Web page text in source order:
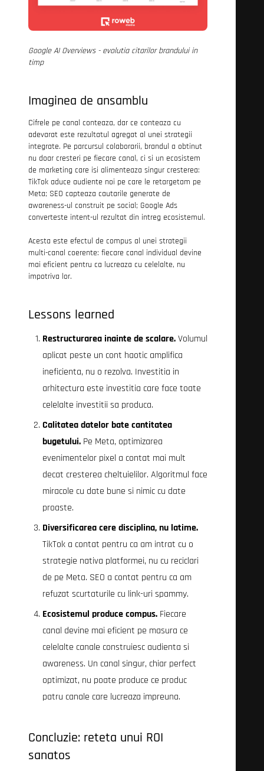
Google AI Overviews - evolutia citarilor brandului in
timp
Imaginea de ansamblu
Cifrele pe canal conteaza, dar ce conteaza cu
adevarat este rezultatul agregat al unei strategii
integrate. Pe parcursul colaborarii, brandul a obtinut
nu doar cresteri pe fiecare canal, ci si un ecosistem
de marketing care isi alimenteaza singur cresterea:
TikTok aduce audiente noi pe care le retargetam pe
Meta; SEO capteaza cautarile generate de
awareness-ul construit pe social; Google Ads
converteste intent-ul rezultat din intreg ecosistemul.
Acesta este efectul de compus al unei strategii
multi-canal coerente: fiecare canal individual devine
mai eficient pentru ca lucreaza cu celelalte, nu
impotriva lor.
Lessons learned
Restructurarea inainte de scalare.Volumul
aplicat peste un cont haotic amplifica
ineficienta, nu o rezolva. Investitia in
arhitectura este investitia care face toate
celelalte investitii sa produca.
Calitatea datelor bate cantitatea
bugetului. Pe Meta, optimizarea
evenimentelor pixel a contat mai mult
decat cresterea cheltuielilor. Algoritmul face
miracole cu date bune si nimic cu date
proaste.
Diversificarea cere disciplina, nu latime.
TikTok a contat pentru ca am intrat cu o
strategie nativa platformei, nu cu reciclari
de pe Meta. SEO a contat pentru ca am
refuzat scurtaturile cu link-uri spammy.
Ecosistemul produce compus. Fiecare
canal devine mai eficient pe masura ce
celelalte canale construiesc audienta si
awareness. Un canal singur, chiar perfect
optimizat, nu poate produce ce produc
patru canale care lucreaza impreuna.
Concluzie: reteta unui ROI
sanatos